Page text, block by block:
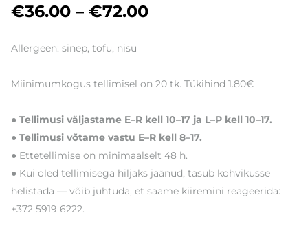
€36.00 – €72.00
Allergeen: sinep, tofu, nisu
Miinimumkogus tellimisel on 20 tk. Tükihind 1.80€
● Tellimusi väljastame E–R kell 10–17 ja L–P kell 10–17.
● Tellimusi võtame vastu E–R kell 8–17.
● Ettetellimise on minimaalselt 48 h.
● Kui oled tellimisega hiljaks jäänud, tasub kohvikusse
helistada — võib juhtuda, et saame kiiremini reageerida:
+372 5919 6222.